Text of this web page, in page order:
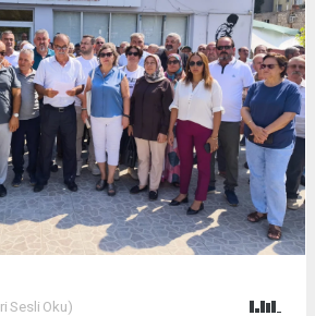
Sesli Oku)